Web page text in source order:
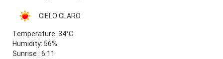
CIELO CLARO
Temperature: 34°C
Humidity: 56%
Sunrise : 6:11